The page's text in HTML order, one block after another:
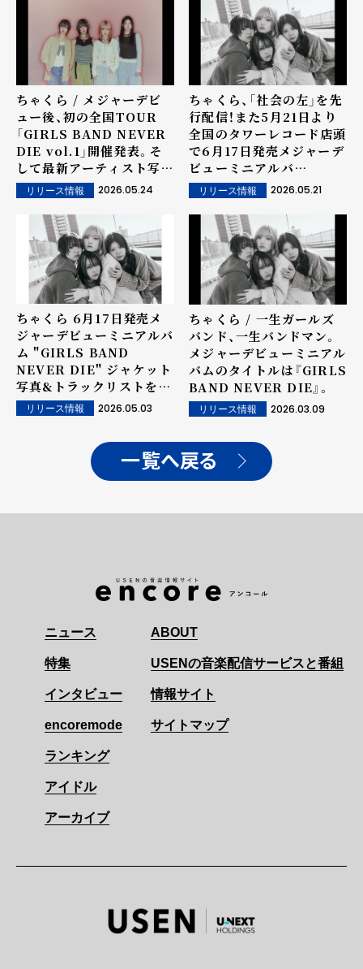
ちゃくら / メジャーデビ
ュー後、初の全国TOUR
「GIRLS BAND NEVER
DIE vol.1」開催発表。そ
して最新アーティスト写真
使用のキービジュアルを解
禁！
リリース情報 2026.05.24
ちゃくら、「社会の左」を先
行配信！また5月21日より
全国のタワーレコード店頭
で6月17日発売メジャーデ
ビューミニアルバ
ム"GIRLS BAND
NEVER DIE"収録曲「夏
をかける少女」「ドール」が
ストアプレイにて最速オン
エア決定！
リリース情報 2026.05.21
ちゃくら 6月17日発売メ
ジャーデビューミニアルバ
ム "GIRLS BAND
NEVER DIE" ジャケット
写真&トラックリストを公
開！またチェーン別特典も
解禁。
リリース情報 2026.05.03
ちゃくら / 一生ガールズ
バンド、一生バンドマン。
メジャーデビューミニアル
バムのタイトルは『GIRLS
BAND NEVER DIE』。
リリース情報 2026.03.09
一覧へ戻る
ニュース
特集
インタビュー
encoremode
ランキング
アイドル
アーカイブ
ABOUT
USENの音楽配信サービスと番組
情報サイト
サイトマップ